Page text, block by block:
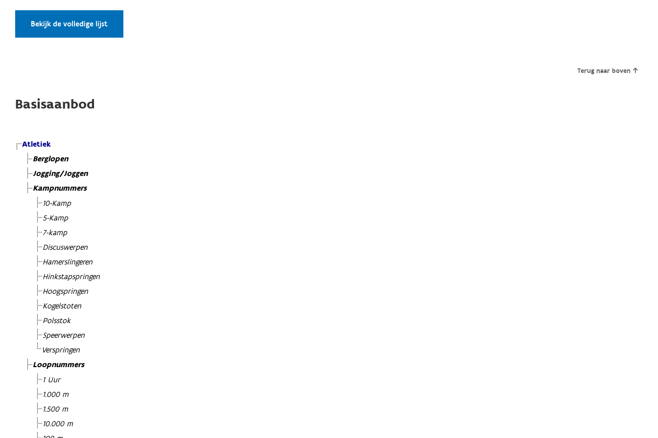
Bekijk de volledige lijst
Terug naar boven
Basisaanbod
Atletiek
Berglopen
Jogging/Joggen
Kampnummers
10-Kamp
5-Kamp
7-kamp
Discuswerpen
Hamerslingeren
Hinkstapspringen
Hoogspringen
Kogelstoten
Polsstok
Speerwerpen
Verspringen
Loopnummers
1 Uur
1.000 m
1.500 m
10.000 m